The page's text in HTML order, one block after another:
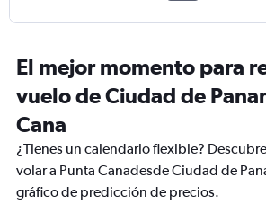
El mejor momento para
vuelo de Ciudad de
Cana
¿Tienes un calendario flexible?
volar a Punta Canadesde Ciudad de
gráfico de predicción de precios.